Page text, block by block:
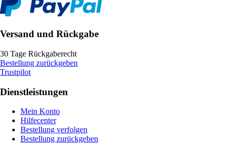
Versand und Rückgabe
30 Tage Rückgaberecht
Bestellung zurückgeben
Trustpilot
Dienstleistungen
Mein Konto
Hilfecenter
Bestellung verfolgen
Bestellung zurückgeben